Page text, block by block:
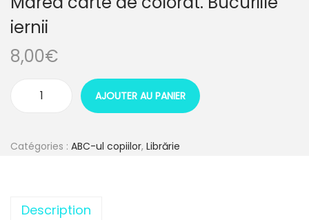
iernii
8,00€
AJOUTER AU PANIER
Catégories : ABC-ul copiilor, Librărie
Description